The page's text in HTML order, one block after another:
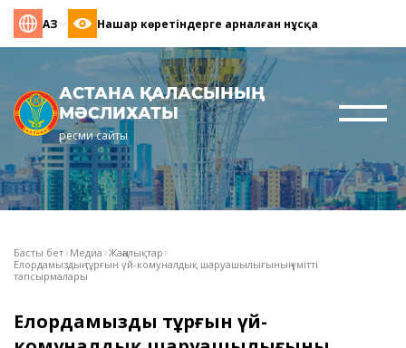
ҚАЗ Нашар көретіндерге арналған нұсқа
АСТАНА ҚАЛАСЫНЫҢ
МӘСЛИХАТЫ
ресми сайты
Басты бет Медиа Жаңалықтар
Елордамыздың тұрғын үй-комуналдық шаруашылығының үмітті
тапсырмалары
Елордамыздың тұрғын үй-